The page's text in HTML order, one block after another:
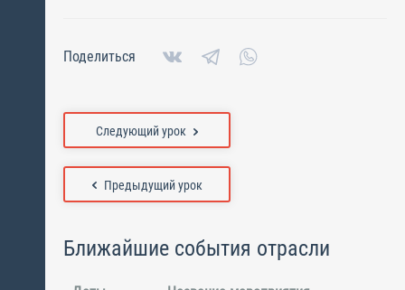
Поделиться
Предыдущий урок
Следующий урок
Ближайшие события отрасли